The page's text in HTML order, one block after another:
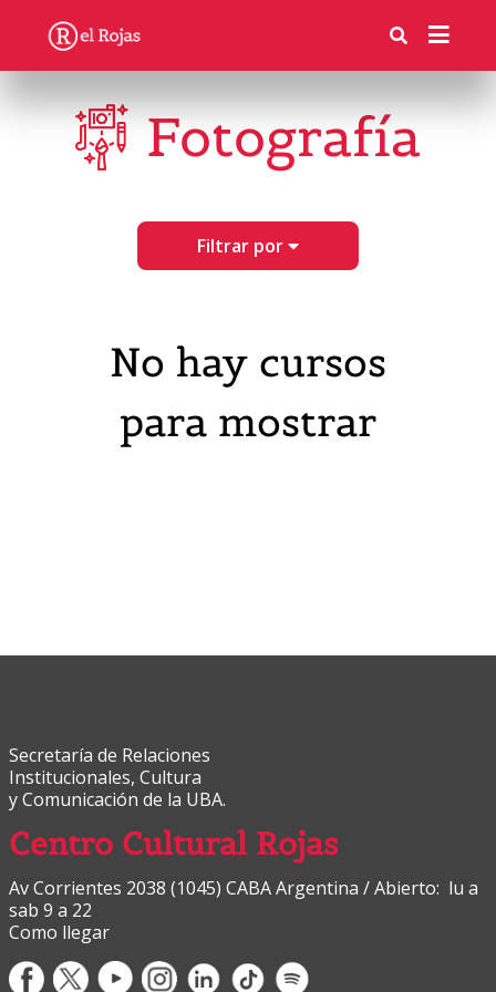
Fotografía
Filtrar por
No hay cursos
para mostrar
Secretaría de Relaciones
Institucionales, Cultura
y Comunicación de la UBA.
Centro Cultural Rojas
Av Corrientes 2038 (1045) CABA Argentina / Abierto: lu a
sab 9 a 22
Como llegar